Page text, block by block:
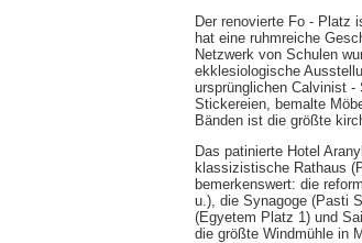
Der renovierte Fo - Platz
hat eine ruhmreiche
Netzwerk von Schulen
ekklesiologische
ursprünglichen Calvinist -
Stickereien, bemalte
Bänden ist die größte
Das patinierte Hotel
klassizistische Rathaus
bemerkenswert: die
u.), die Synagoge (Pasti
(Egyetem Platz 1) und
die größte Windmühle in